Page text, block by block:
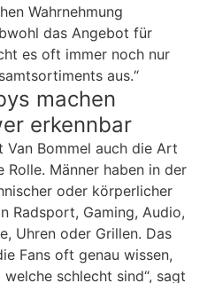
Wahrnehmung
das Angebot für
es oft immer noch nur
aus.“
machen
erkennbar
Van Bommel auch die Art
Männer haben in der
oder körperlicher
Radsport, Gaming, Audio,
Uhren oder Grillen. Das
Fans oft genau wissen,
schlecht sind“, sagt